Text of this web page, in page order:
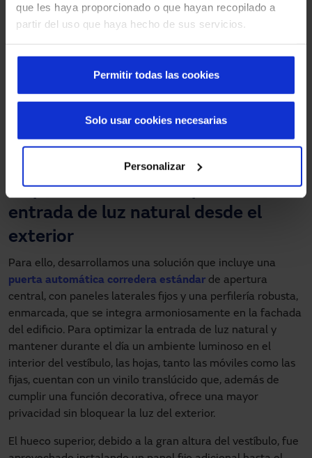
que les haya proporcionado o que hayan recopilado a
partir del uso que haya hecho de sus servicios.
Permitir todas las cookies
Personalizar
Solo usar cookies necesarias
altura de la entrada desde la calle. Ello demandaba una
puerta automática capaz de adaptarse a sus amplias
dimensiones sin perder funcionalidad. En Manusa estamos
especializados en realizarproyectos a medida atendiendo
las necesidades de cada cliente de forma personalizada
Afrontamos el proyecto teniendo en cuenta que era
arquitectónicas para garantizar la comodidad de todos los
vecinos, especialmente de aquellos con movilidad
La puerta automática permite la
entrada de luz natural desde el
exterior
Para ello, desarrollamos una solución que incluye una
puerta automática corredera estándar de apertura
central, con paneles laterales fijos y una perfilería robusta,
enmarcada, que se integra armoniosamente en la fachada
del edificio. Para optimizar la entrada de luz natural y
mantener durante el día un ambiente luminoso en el
interior del vestíbulo, las hojas, tanto las móviles como las
fijas, cuentan con un vinilo translúcido que, además de
cumplir una función decorativa, ofrece una mayor
privacidad sin bloquear la luz del exterior.
El hueco superior, debido a la gran altura del vestíbulo, fue